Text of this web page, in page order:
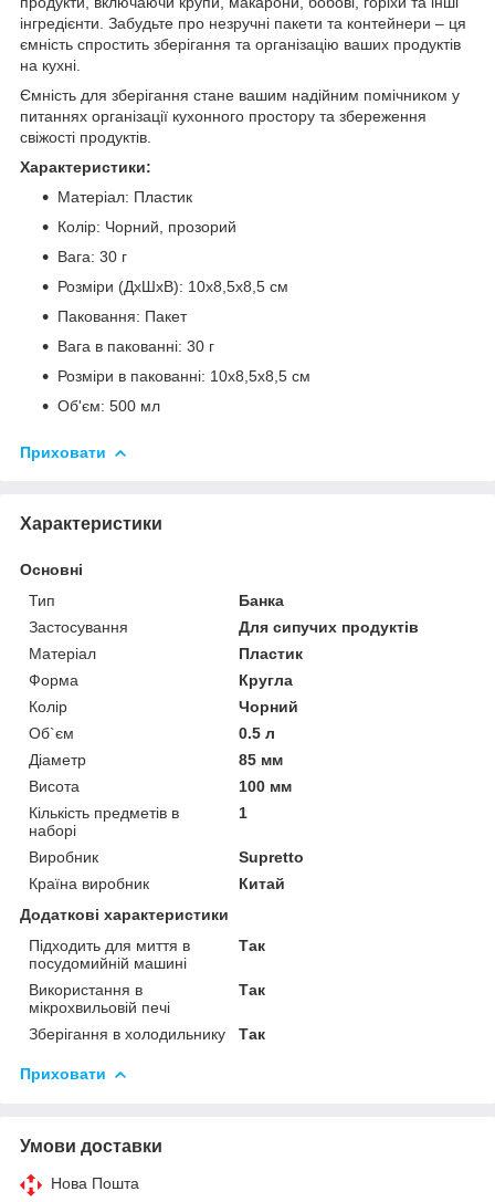
інгредієнти. Забудьте про незручні пакети та контейнери – ця
ємність спростить зберігання та організацію ваших продуктів
на кухні.
Ємність для зберігання стане вашим надійним помічником у
питаннях організації кухонного простору та збереження
свіжості продуктів.
Характеристики:
Матеріал: Пластик
Колір: Чорний, прозорий
Вага: 30 г
Розміри (ДхШхВ): 10х8,5х8,5 см
Паковання: Пакет
Вага в пакованні: 30 г
Розміри в пакованні: 10х8,5х8,5 см
Об'єм: 500 мл
Приховати
Характеристики
Основні
Тип
Банка
Застосування
Для сипучих продуктів
Матеріал
Пластик
Форма
Кругла
Колір
Чорний
Об`єм
0.5 л
Діаметр
85 мм
Висота
100 мм
Кількість предметів в
наборі
1
Виробник
Supretto
Країна виробник
Китай
Додаткові характеристики
Підходить для миття в
посудомийній машині
Так
Використання в
мікрохвильовій печі
Так
Зберігання в холодильнику Так
Приховати
Умови доставки
Нова Пошта